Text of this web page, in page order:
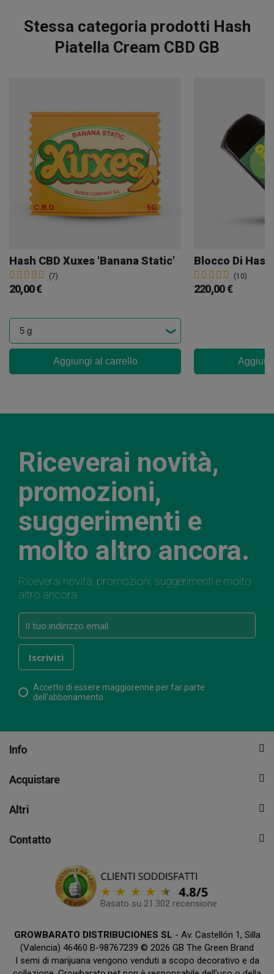
Stessa categoria prodotti Hash
Piatella Cream CBD GB
Hash CBD Xuxes 'Banana Static'
(7)
20,00 €
Aggiungi al carrello
(10)
220,00 €
Riceverai novità,
promozioni,
suggerimenti e
molto altro ancora.
Riceverai novità, promozioni, suggerimenti e molto
altro ancora.
Accetto di essere maggiorenne per far parte
dell'abbonamento
Info
Acquistare
Altri
Contatto
Basato su 21.302 recensione
GROWBARATO DISTRIBUCIONES SL - Av. Castellón 1, Silla
(Valencia) 46460 B-98767239 © 2026 GB The Green Brand
I semi di marijuana vengono venduti a scopo decorativo e da